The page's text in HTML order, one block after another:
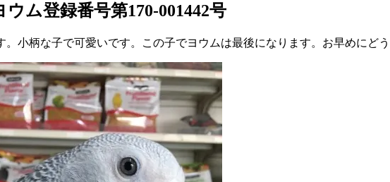
ム登録番号第170-001442号
小柄な子で可愛いです。この子でヨウムは最後になります。お早めにどう